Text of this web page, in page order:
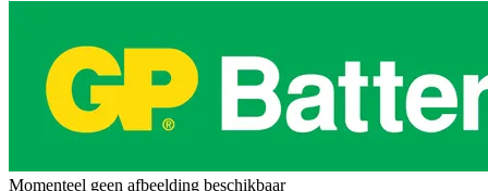
Momenteel geen afbeelding beschikbaar